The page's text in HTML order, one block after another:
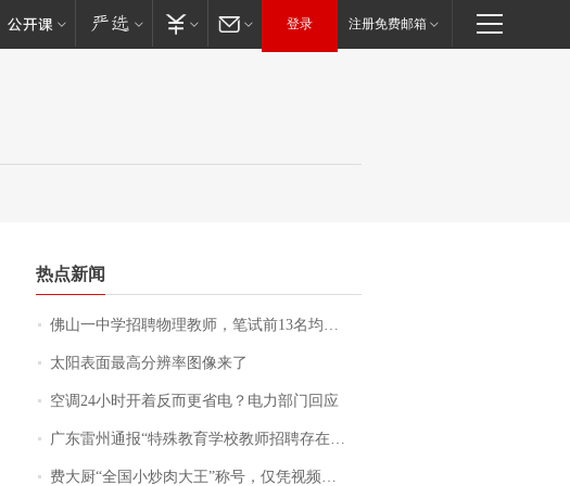
登录 注册免费邮箱
热点新闻
佛山一中学招聘物理教师，笔试前13名均遭淘汰？教育局：已叫停招聘，成立调查组全面核查
太阳表面最高分辨率图像来了
空调24小时开着反而更省电？电力部门回应
广东雷州通报“特殊教育学校教师招聘存在违规行为”：已启动问责程序 副校长被停职
费大厨“全国小炒肉大王”称号，仅凭视频评出？中国烹饪协会回应